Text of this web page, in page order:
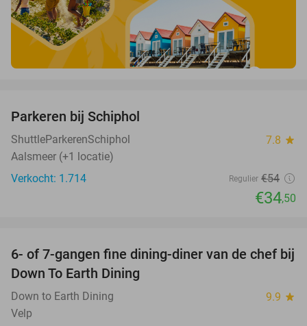
Parkeren bij Schiphol
ShuttleParkerenSchiphol 7.8 star
Aalsmeer (+1 locatie)
Verkocht: 1.714
Regulier €54
€34,50
36%
6- of 7-gangen fine dining-diner van de chef bij
Down To Earth Dining
Down to Earth Dining 9.9 star
Velp